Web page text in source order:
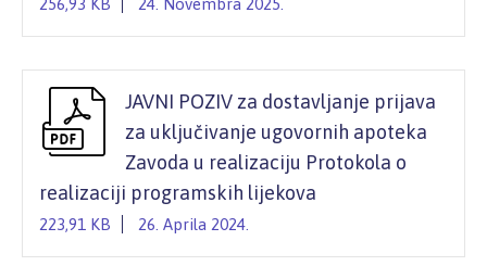
256,93 KB 24. Novembra 2025.
JAVNI POZIV za dostavljanje prijava
za uključivanje ugovornih apoteka
Zavoda u realizaciju Protokola o
realizaciji programskih lijekova
223,91 KB 26. Aprila 2024.